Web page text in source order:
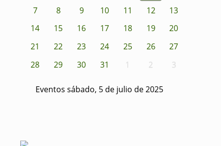
7
8 9 10 11 12
13
14
15 16 17 18 19
20
21
22 23 24 25 26
27
28
29 30 31 1 2 3
Eventos sábado, 5 de julio de 2025